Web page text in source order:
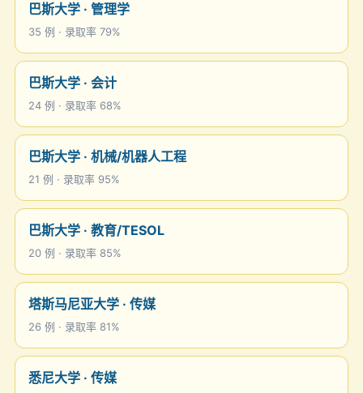
巴斯大学 · 管理学
35 例 · 录取率 79%
巴斯大学 · 会计
24 例 · 录取率 68%
巴斯大学 · 机械/机器人工程
21 例 · 录取率 95%
巴斯大学 · 教育/TESOL
20 例 · 录取率 85%
塔斯马尼亚大学 · 传媒
26 例 · 录取率 81%
悉尼大学 · 传媒